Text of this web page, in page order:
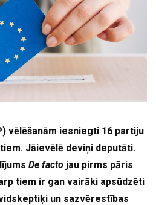
vēlēšanām iesniegti 16 partiju
Jāievēlē deviņi deputāti.
De facto jau pirms pāris
tiem ir gan vairāki apsūdzēti
un sazvērestības